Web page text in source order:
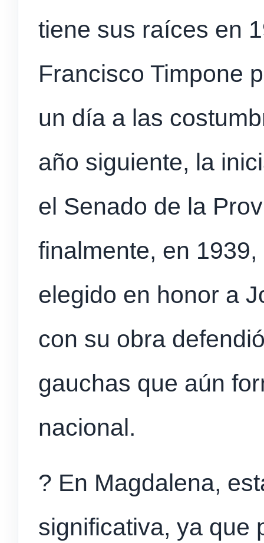
tiene sus raíces en
Francisco Timpone
un día a las
año siguiente, la
el Senado de la
finalmente, en
elegido en honor a
con su obra
gauchas que aún
nacional.
? En Magdalena,
significativa, ya que